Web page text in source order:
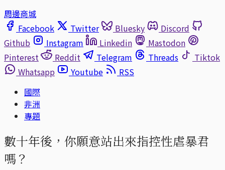
周邊商城
Facebook
Twitter Bluesky
Discord
Github
Instagram Linkedin
Mastodon
Pinterest
Reddit Telegram Threads
Tiktok
Whatsapp
Youtube
RSS
國際
非洲
專題
數十年後，你願意站出來指控性虐暴君
嗎？